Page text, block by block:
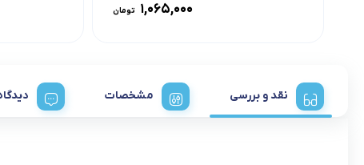
۱,۰۶۵,۰۰۰ تومان
نقد و بررسی مشخصات